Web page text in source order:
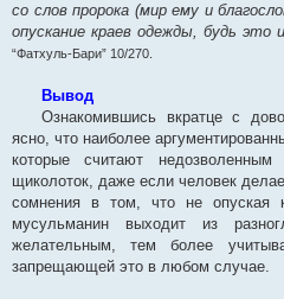
со слов пророка (мир ему и
опускание краев одежды, будь это
“Фатхуль-Бари” 10/270.
Вывод
Ознакомившись вкратце с
ясно, что наиболее
которые считают
щиколоток, даже если человек
сомнения в том, что не опуская
мусульманин выходит из
желательным, тем более
запрещающей это в любом случае.